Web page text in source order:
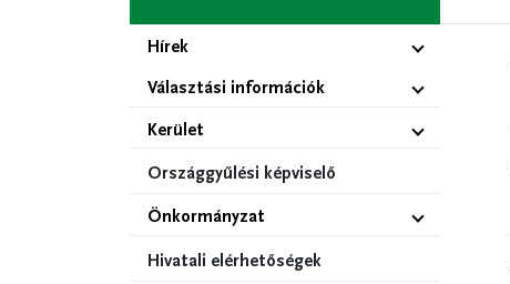
Hírek
Választási információk
Kerület
Országgyűlési képviselő
Önkormányzat
Hivatali elérhetőségek